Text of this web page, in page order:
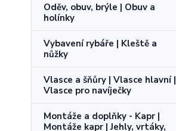
Oděv, obuv, brýle | Obuv a
holínky
Vybavení rybáře | Kleště a
nůžky
Vlasce a šňůry | Vlasce hlavní |
Vlasce pro navíječky
Montáže a doplňky - Kapr |
Montáže kapr | Jehly, vrtáky,